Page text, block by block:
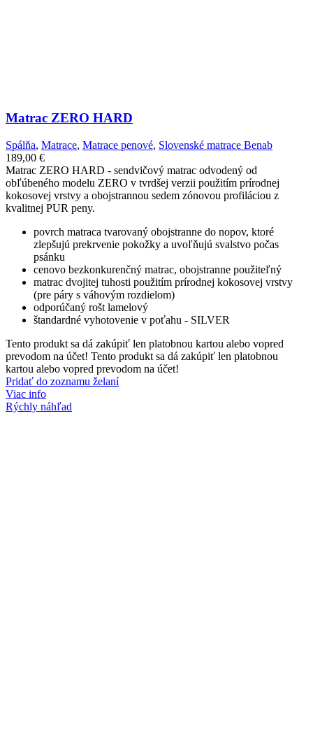
Matrac ZERO HARD
Spálňa, Matrace, Matrace penové, Slovenské matrace Benab
189,00 €
Matrac ZERO HARD - sendvičový matrac odvodený od
obľúbeného modelu ZERO v tvrdšej verzii použitím prírodnej
kokosovej vrstvy a obojstrannou sedem zónovou profiláciou z
kvalitnej PUR peny.
povrch matraca tvarovaný obojstranne do nopov, ktoré
zlepšujú prekrvenie pokožky a uvoľňujú svalstvo počas
psánku
cenovo bezkonkurenčný matrac, obojstranne použiteľný
matrac dvojitej tuhosti použitím prírodnej kokosovej vrstvy
(pre páry s váhovým rozdielom)
odporúčaný rošt lamelový
štandardné vyhotovenie v poťahu - SILVER
Tento produkt sa dá zakúpiť len platobnou kartou alebo vopred
prevodom na účet! Tento produkt sa dá zakúpiť len platobnou
kartou alebo vopred prevodom na účet!
Pridať do zoznamu želaní
Viac info
Rýchly náhľad